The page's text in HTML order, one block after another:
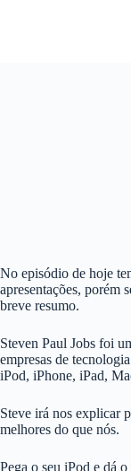
No episódio de hoje
apresentações, porém
breve resumo.
Steven Paul Jobs foi
empresas de
iPod, iPhone, iPad,
Steve irá nos explicar
melhores do que nós.
Pega o seu iPod e dá